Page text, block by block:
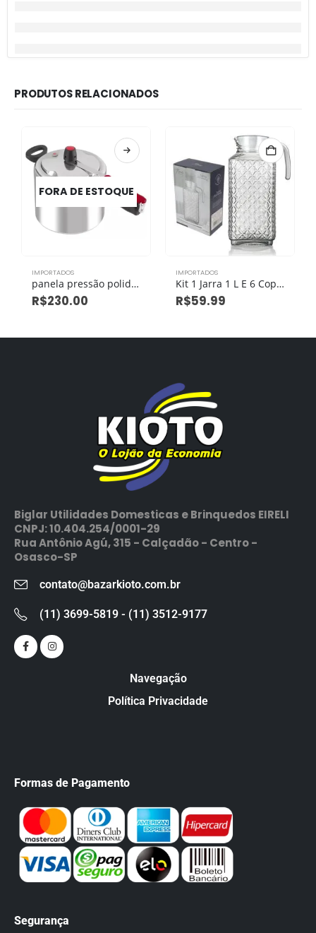
PRODUTOS RELACIONADOS
FORA DE ESTOQUE
IMPORTADOS
panela pressão polida clock original 7,0l
R$230.00
IMPORTADOS
Kit 1 Jarra 1 L E 6 Copos 230 Ml Vidro
R$59.99
Biglar Utilidades Domesticas e Brinquedos EIRELI
CNPJ: 10.404.254/0001-29
Rua Antônio Agú, 315 - Calçadão - Centro -
Osasco-SP
contato@bazarkioto.com.br
(11) 3699-5819 - (11) 3512-9177
Navegação
Política Privacidade
Formas de Pagamento
Segurança